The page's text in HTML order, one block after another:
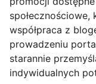
współpraca z
prowadzeniu
starannie
indywidualnych